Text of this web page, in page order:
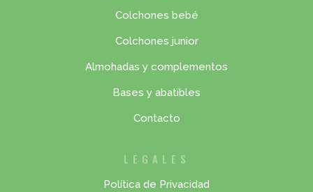
Colchones bebé
Colchones junior
Almohadas y complementos
Bases y abatibles
Contacto
LEGALES
Política de Privacidad